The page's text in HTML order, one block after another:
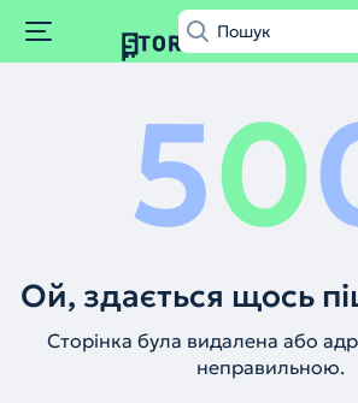
50
Ой, здається щось
Сторінка була видалена або
неправильною.